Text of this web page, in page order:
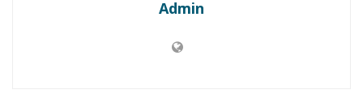
Admin